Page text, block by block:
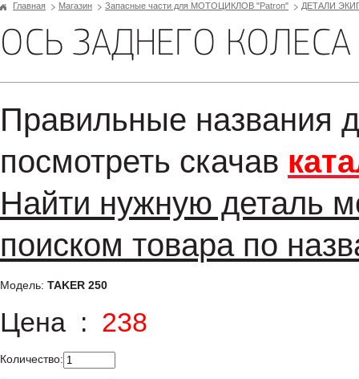
Главная Магазин Запасные части для МОТОЦИКЛОВ "Patron" ДЕТАЛИ
ОСЬ ЗАДНЕГО КОЛЕСА
Правильные названия
посмотреть скачав
Найти нужную деталь
поиском товара по
Модель: TAKER 250
Цена : 238
Количество: